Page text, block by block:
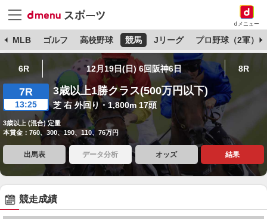
dメニュー
MLB ゴルフ 高校野球 競馬 Jリーグ プロ野球（2軍）
6R 12月19日(日) 6回阪神6日 8R
7R
13:25
3歳以上1勝クラス(500万円以下)
芝 右 外回り・1,800m 17頭
3歳以上 (混合) 定量
本賞金：760、300、190、110、76万円
出馬表 データ分析 オッズ 結果
競走成績